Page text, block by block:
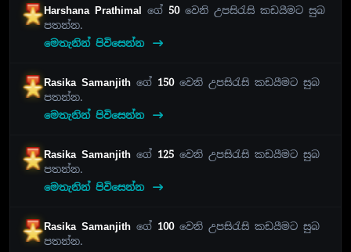
Harshana Prathimal ගේ 50වෙනි උපසිරැසි කඩයීමට සුබ
පතන්න.
මෙතැනින් පිවිසෙන්න
Rasika Samanjithගේ 150වෙනි උපසිරැසි කඩයීමට සුබ
පතන්න.
මෙතැනින් පිවිසෙන්න
Rasika Samanjithගේ 125 වෙනි උපසිරැසි කඩයීමට සුබ
පතන්න.
මෙතැනින් පිවිසෙන්න
Rasika Samanjithගේ 100වෙනි උපසිරැසි කඩයීමට සුබ
පතන්න.